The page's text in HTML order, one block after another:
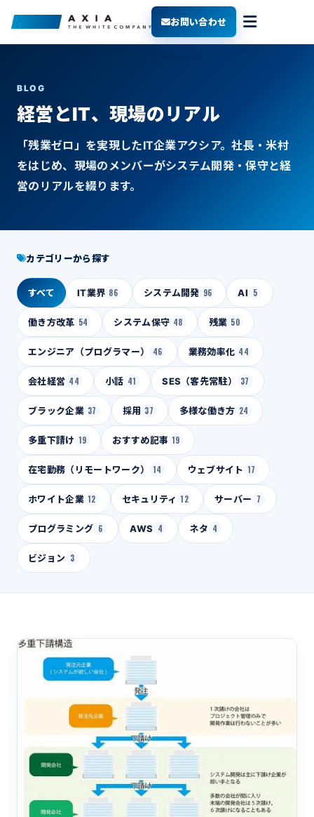
お問い合わせ
BLOG
経営とIT、現場のリアル
「残業ゼロ」を実現したIT企業アクシア。社長・米村
をはじめ、現場のメンバーがシステム開発・保守と経
営のリアルを綴ります。
カテゴリーから探す
すべて IT業界 86 システム開発 96 AI 5
働き方改革 54 システム保守 48 残業 50
エンジニア（プログラマー） 46 業務効率化 44
会社経営 44 小話 41 SES（客先常駐） 37
ブラック企業 37 採用 37 多様な働き方 24
多重下請け 19 おすすめ記事 19
在宅勤務（リモートワーク） 14 ウェブサイト 17
ホワイト企業 12 セキュリティ 12 サーバー 7
プログラミング 6 AWS 4 ネタ 4
ビジョン 3